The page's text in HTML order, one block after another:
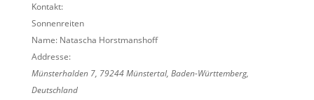
Kontakt:
Sonnenreiten
Name: Natascha Horstmanshoff
Addresse:
Münsterhalden 7, 79244Münstertal, Baden-Württemberg,
Deutschland